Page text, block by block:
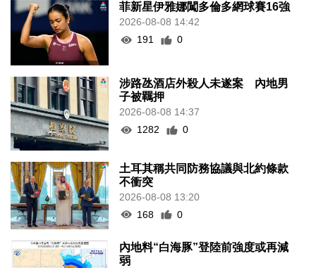
菲新星伊雅娜闖多倫多網球賽16強
2026-08-08 14:42
191
0
涉路氹酒店外殺人未遂案 內地男
子被羈押
2026-08-08 14:37
1282
0
土耳其稱共同防務協議與北約條款
不衝突
2026-08-08 13:20
168
0
內地料“白海豚”登陸前強度或再減
弱